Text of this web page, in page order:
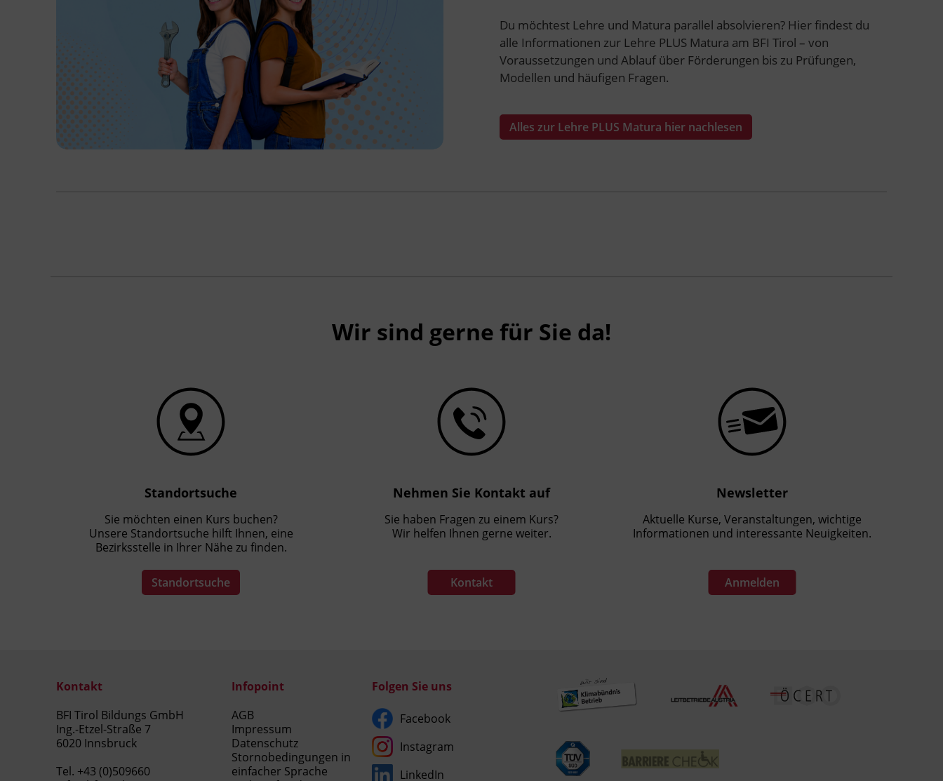
Du möchtest Lehre und Matura parallel absolvieren? Hier findest du
alle Informationen zur Lehre PLUS Matura am BFI Tirol – von
Voraussetzungen und Ablauf über Förderungen bis zu Prüfungen,
Modellen und häufigen Fragen.
Alles zur Lehre PLUS Matura hier nachlesen
Wir sind gerne für Sie da!
Standortsuche
Sie möchten einen Kurs buchen?
Unsere Standortsuche hilft Ihnen, eine
Bezirksstelle in Ihrer Nähe zu finden.
Standortsuche
Nehmen Sie Kontakt auf
Sie haben Fragen zu einem Kurs?
Wir helfen Ihnen gerne weiter.
Kontakt
Newsletter
Aktuelle Kurse, Veranstaltungen, wichtige
Informationen und interessante Neuigkeiten.
Anmelden
Kontakt
BFI Tirol Bildungs GmbH
Ing.-Etzel-Straße 7
6020 Innsbruck
Tel. +43 (0)509660
Infopoint
AGB
Impressum
Datenschutz
Stornobedingungen in
einfacher Sprache
Folgen Sie uns
Facebook
Instagram
LinkedIn